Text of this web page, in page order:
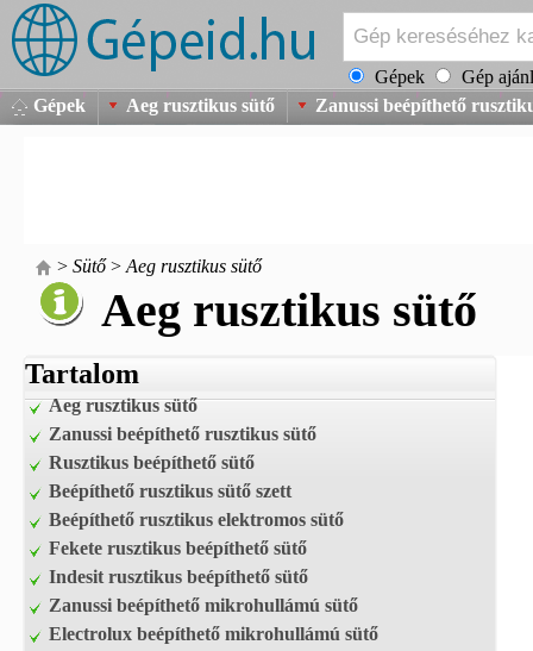
Gépek
Gép
Gépek
Aeg rusztikus sütő Zanussi beépíthető
> Sütő> Aeg rusztikus sütő
Aeg rusztikus sütő
Tartalom
Aeg rusztikus sütő
Zanussi beépíthető rusztikus sütő
Rusztikus beépíthető sütő
Beépíthető rusztikus sütő szett
Beépíthető rusztikus elektromos sütő
Fekete rusztikus beépíthető sütő
Indesit rusztikus beépíthető sütő
Zanussi beépíthető mikrohullámú sütő
Electrolux beépíthető mikrohullámú sütő